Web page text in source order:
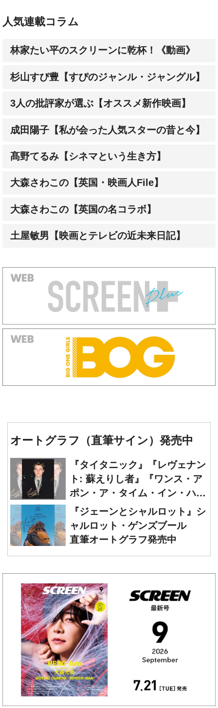
人気連載コラム
林家たい平のスクリーンに乾杯！《動画》
杉山すぴ豊【すぴのジャンル・ジャングル】
3人の批評家が選ぶ【オススメ新作映画】
成田陽子【私が会った人気スターの昔と今】
髙野てるみ【シネマという生き方】
大森さわこの【英国・映画人File】
大森さわこの【英国の名コラボ】
土屋敏男【映画とテレビの近未来日記】
オートグラフ（直筆サイン）発売中
『タイタニック』『レヴェナン
ト: 蘇えりし者』『ワンス・ア
ポン・ア・タイム・イン・ハリ
ウッド』レオナルド・ディカプ
リオ 直筆オートグラフ発売中
『ジェーンとシャルロット』シ
ャルロット・ゲンズブール
直筆オートグラフ発売中